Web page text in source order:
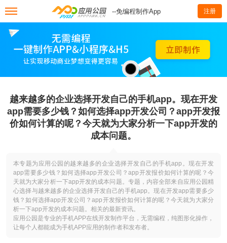
--免编程制作App 注册
越来越多的企业选择开发自己的手机app。现在开发
app需要多少钱？如何选择app开发公司？app开发报
价如何计算的呢？今天就为大家分析一下app开发的
成本问题。
本专题为应用公园的越来越多的企业选择开发自己的手机app。现在开发
app需要多少钱？如何选择app开发公司？app开发报价如何计算的呢？今
天就为大家分析一下app开发的成本问题。专题，内容全部来自应用公园精
心选择与越来越多的企业选择开发自己的手机app。现在开发app需要多少
钱？如何选择app开发公司？app开发报价如何计算的呢？今天就为大家分
析一下app开发的成本问题。相关的最新资讯。
应用公园是专业的手机APP在线开发制作平台，无需编程，纯图形化操作，
让每个人都能成为手机APP应用的制作者和发布者。